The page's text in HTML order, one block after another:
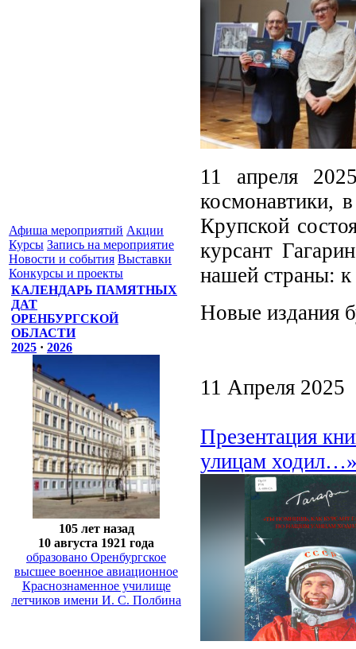
Афиша мероприятий Акции
Курсы Запись на мероприятие
Новости и события Выставки
Конкурсы и проекты
КАЛЕНДАРЬ ПАМЯТНЫХ
ДАТ
ОРЕНБУРГСКОЙ
ОБЛАСТИ
2025 · 2026
105 лет назад
10 августа 1921 года
образовано Оренбургское
высшее военное авиационное
Краснознаменное училище
летчиков имени И. С. Полбина
11 апреля
космонавтики,
Крупской
курсант
нашей страны:
Новые издания
11 Апреля 2025
Презентация
улицам